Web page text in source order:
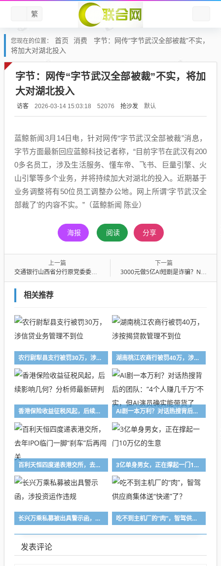
繁
您现在的位置： 首页 消费
字节：网传“字节武汉全部被裁”不实，
将加大对湖北投入
字节：网传“字节武汉全部被裁”不实，将加
大对湖北投入
访客 2026-03-14 15:03:18 52076 抢沙发 默认
蓝鲸新闻3月14日电，针对网传“字节武汉全部被裁”消息，
字节方面最新回应蓝鲸科技记者称，“目前字节在武汉有200
0多名员工，涉及生活服务、懂车帝、飞书、巨量引擎、火
山引擎等多个业务，并将持续加大对湖北的投入。近期基于
业务调整将有50位员工调整办公地。网上所谓‘字节武汉全
部裁了’的内容不实。”（蓝鲸新闻 陈业）
海报 阅读 分享
上一篇
交通银行山西省分行原党委委员、副行长赵秀军被开除党籍和公职
下一篇
3000元做5亿AI短剧是诈骗？Netflix用这场收购摸清方向
相关推荐
农行尉犁县支行被罚30万，涉信贷业务管理不到位 湖南桃江农商行被罚40万，涉按揭贷款管理不到位
香港保险收益征税风起，后续影响几何？分析师最新研判 AI剧一本万利？对话热搜背后的团队：“4个人赚几千万”不实，但AI演员确实能带货了
百利天恒四度递表港交所，去年IPO临门一脚“刹车”后再闯关 3亿单身男女，正在撑起一门10万亿的生意
长兴万乘私募被出具警示函，涉投资运作违规 吃不到主机厂的“肉”，智驾供应商集体送“快递”了？
发表评论